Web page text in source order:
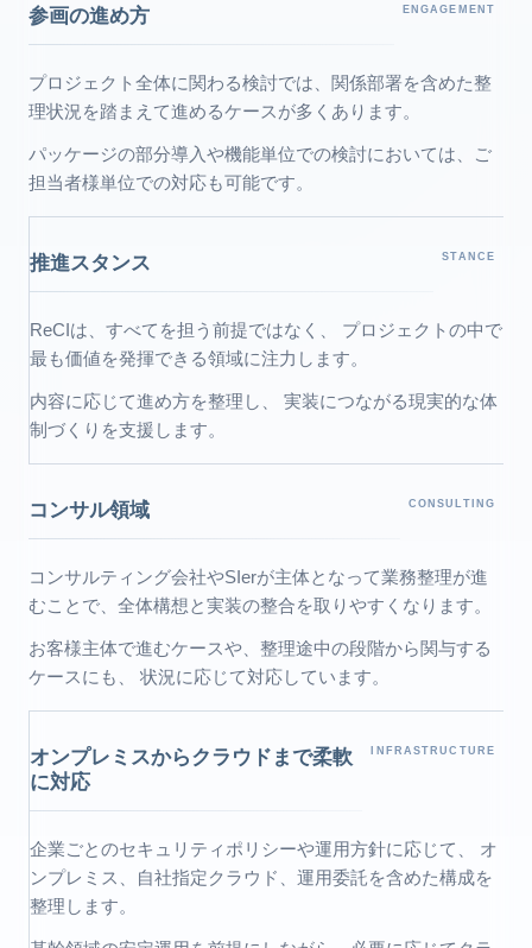
参画の進め方 ENGAGEMENT
プロジェクト全体に関わる検討では、関係部署を含めた整
理状況を踏まえて進めるケースが多くあります。
パッケージの部分導入や機能単位での検討においては、ご
担当者様単位での対応も可能です。
推進スタンス STANCE
ReCIは、すべてを担う前提ではなく、 プロジェクトの中で
最も価値を発揮できる領域に注力します。
内容に応じて進め方を整理し、 実装につながる現実的な体
制づくりを支援します。
コンサル領域 CONSULTING
コンサルティング会社やSIerが主体となって業務整理が進
むことで、全体構想と実装の整合を取りやすくなります。
お客様主体で進むケースや、整理途中の段階から関与する
ケースにも、 状況に応じて対応しています。
オンプレミスからクラウドまで柔軟
に対応
INFRASTRUCTURE
企業ごとのセキュリティポリシーや運用方針に応じて、 オ
ンプレミス、自社指定クラウド、運用委託を含めた構成を
整理します。